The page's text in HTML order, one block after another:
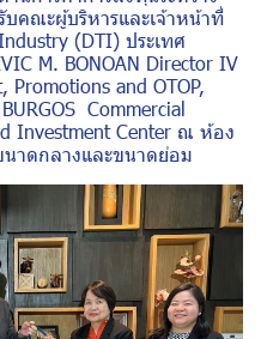
บคณะผู้บริหารและเจ้าหน้าที่
(DTI) ประเทศ
M. BONOAN Director IV
Promotions and OTOP,
Commercial
Investment Center ณ ห้อง
าดกลางและขนาดย่อม